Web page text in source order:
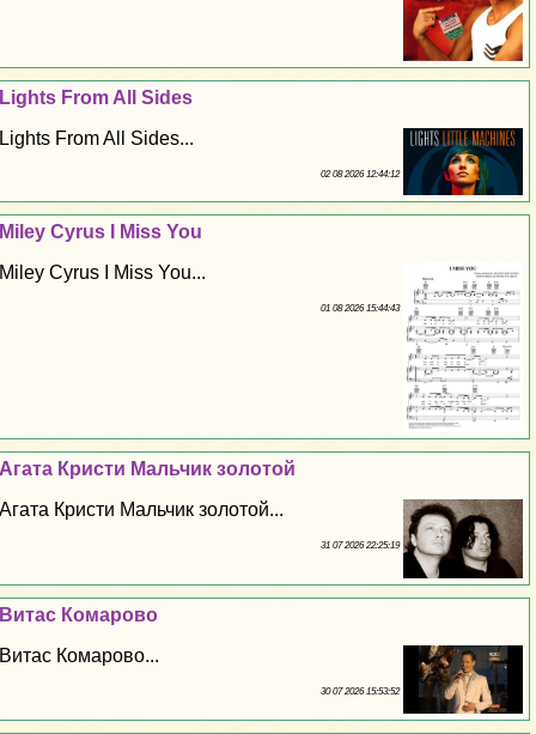
Lights From All Sides
Lights From All Sides...
02 08 2026 12:44:12
Miley Cyrus I Miss You
Miley Cyrus I Miss You...
01 08 2026 15:44:43
Агата Кристи Мальчик золотой
Агата Кристи Мальчик золотой...
31 07 2026 22:25:19
Витас Комарово
Витас Комарово...
30 07 2026 15:53:52